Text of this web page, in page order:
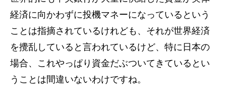
経済に向かわずに投機マネーになっているという
ことは指摘されているけれども、それが世界経済
を攪乱していると言われているけど、特に日本の
場合、これやっぱり資金だぶついてきているとい
うことは間違いないわけですね。